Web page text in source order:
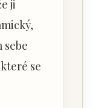
ji
sebe
se